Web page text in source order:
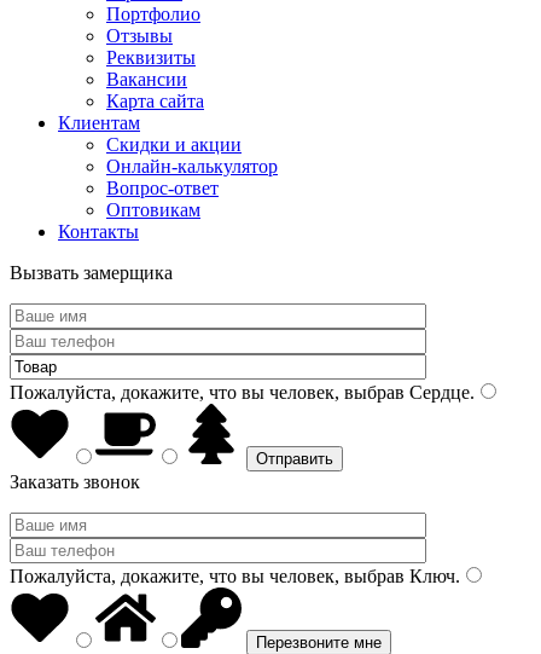
Портфолио
Отзывы
Реквизиты
Вакансии
Карта сайта
Клиентам
Скидки и акции
Онлайн-калькулятор
Вопрос-ответ
Оптовикам
Контакты
Вызвать замерщика
Пожалуйста, докажите, что вы человек, выбрав Сердце.
Заказать звонок
Пожалуйста, докажите, что вы человек, выбрав Ключ.